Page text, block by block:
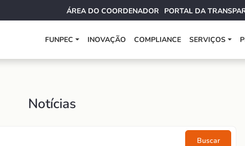
ÁREA DO COORDENADOR PORTAL DA
FUNPEC INOVAÇÃO COMPLIANCE SERVIÇOS
Notícias
Buscar